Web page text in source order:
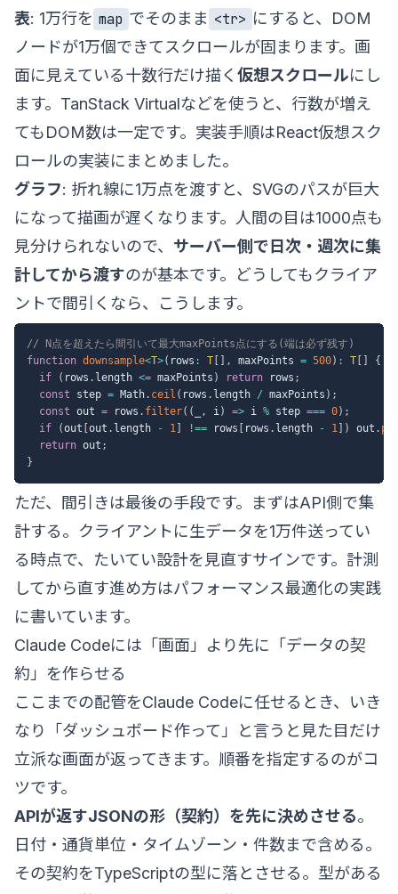
表: 1万行を map でそのまま <tr> にすると、DOM
ノードが1万個できてスクロールが固まります。画
面に見えている十数行だけ描く 仮想スクロールにし
ます。TanStack Virtualなどを使うと、行数が増え
てもDOM数は一定です。実装手順はReact仮想スク
ロールの実装にまとめました。
グラフ: 折れ線に1万点を渡すと、SVGのパスが巨大
になって描画が遅くなります。人間の目は1000点も
見分けられないので、 サーバー側で日次・週次に集
計してから渡すのが基本です。どうしてもクライア
ントで間引くなら、こうします。
// N点を超えたら間引いて最大maxPoints点にする(端は必ず残す)
function downsample<T>( rows : T , maxPoints = 500) : T
{
if
( rows . length <= maxPoints ) return rows ;
const step = Math. ceil ( rows . length / maxPoints ) ;
const out = rows . filter( ( , i) => i % step === 0) ;
if
(out out . length - 1 !== rows rows . length - 1 ) out .
return out ;
}
ただ、間引きは最後の手段です。まずはAPI側で集
計する。クライアントに生データを1万件送ってい
る時点で、たいてい設計を見直すサインです。計測
してから直す進め方はパフォーマンス最適化の実践
に書いています。
Claude Codeには「画面」より先に「データの契
約」を作らせる
ここまでの配管をClaude Codeに任せるとき、いき
なり「ダッシュボード作って」と言うと見た目だけ
立派な画面が返ってきます。順番を指定するのがコ
ツです。
APIが返すJSONの形（契約）を先に決めさせる。
日付・通貨単位・タイムゾーン・件数まで含める。
その契約をTypeScriptの型に落とさせる。型がある